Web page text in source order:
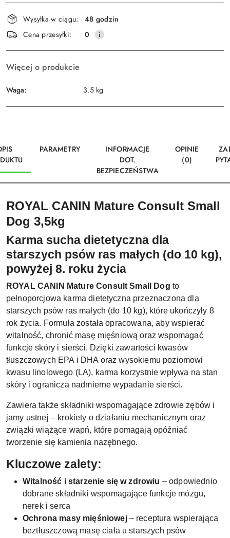
Wyślij
Dostępność
i
dostawa
Wysyłka w ciągu:
48 godzin
Cena przesyłki:
0
Więcej o produkcie
Waga: 3.5 kg
PARAMETRY
INFORMACJE
DOT.
BEZPIECZEŃSTWA
OPINIE
(0)
ROYAL CANIN Mature Consult Small
Dog 3,5kg
Karma sucha dietetyczna dla
starszych psów ras małych (do 10 kg),
powyżej 8. roku życia
ROYAL CANIN Mature Consult Small Dog to
pełnoporcjowa karma dietetyczna przeznaczona dla
starszych psów ras małych (do 10 kg), które ukończyły 8
rok życia. Formuła została opracowana, aby wspierać
witalność, chronić masę mięśniową oraz wspomagać
funkcje skóry i sierści. Dzięki zawartości kwasów
tłuszczowych EPA i DHA oraz wysokiemu poziomowi
kwasu linolowego (LA), karma korzystnie wpływa na stan
skóry i ogranicza nadmierne wypadanie sierści.
Zawiera także składniki wspomagające zdrowie zębów i
jamy ustnej – krokiety o działaniu mechanicznym oraz
związki wiążące wapń, które pomagają opóźniać
tworzenie się kamienia nazębnego.
Kluczowe zalety:
Witalność i starzenie się w zdrowiu – odpowiednio
dobrane składniki wspomagające funkcje mózgu,
nerek i serca
Ochrona masy mięśniowej– receptura wspierająca
beztłuszczową masę ciała u starszych psów